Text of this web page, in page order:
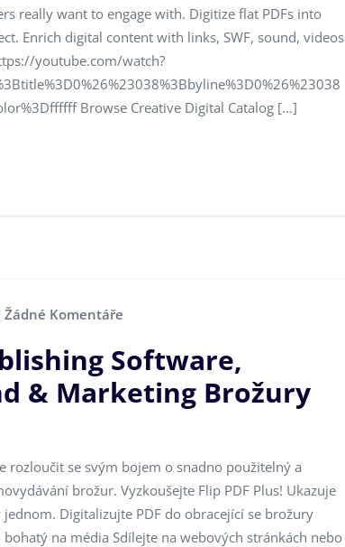
really want to engage with. Digitize flat PDFs into
Enrich digital content with links, SWF, sound, videos
youtube.com/watch?
Browse Creative Digital Catalog […]
Žádné Komentáře
Software,
& Marketing Brožury
rozloučit se svým bojem o snadno použitelný a
brožur. Vyzkoušejte Flip PDF Plus! Ukazuje
Digitalizujte PDF do obracející se brožury
na média Sdílejte na webových stránkách nebo